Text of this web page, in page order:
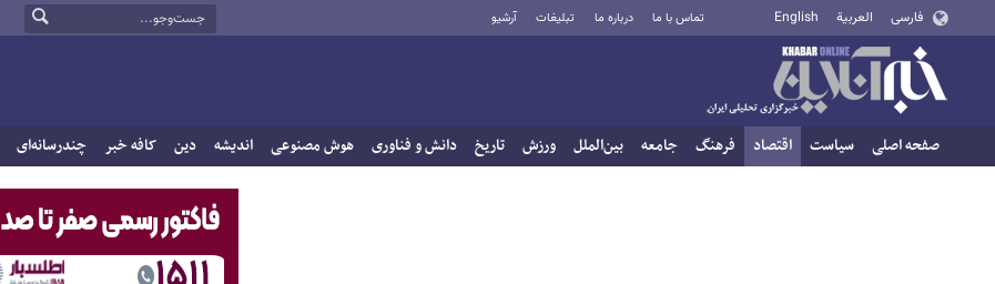
فارسی العربية English تماس با ما درباره ما تبلیغات آرشیو
صفحه اصلی سیاست اقتصاد فرهنگ جامعه بین‌الملل ورزش تاریخ دانش و فناوری هوش مصنوعی اندیشه دین کافه خبر چندرسانه‌ای